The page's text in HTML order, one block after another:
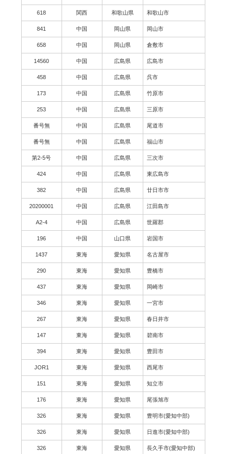
618 関西 和歌山県 和歌山市
841 中国 岡山県 岡山市
658 中国 岡山県 倉敷市
14560 中国 広島県 広島市
458 中国 広島県 呉市
173 中国 広島県 竹原市
253 中国 広島県 三原市
番号無 中国 広島県 尾道市
番号無 中国 広島県 福山市
第2-5号 中国 広島県 三次市
424 中国 広島県 東広島市
382 中国 広島県 廿日市市
20200001 中国 広島県 江田島市
A2-4 中国 広島県 世羅郡
196 中国 山口県 岩国市
1437 東海 愛知県 名古屋市
290 東海 愛知県 豊橋市
437 東海 愛知県 岡崎市
346 東海 愛知県 一宮市
267 東海 愛知県 春日井市
147 東海 愛知県 碧南市
394 東海 愛知県 豊田市
JOR1 東海 愛知県 西尾市
151 東海 愛知県 知立市
176 東海 愛知県 尾張旭市
326 東海 愛知県 豊明市(愛知中部)
326 東海 愛知県 日進市(愛知中部)
326 東海 愛知県 長久手市(愛知中部)